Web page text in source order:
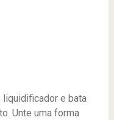
e bata
Unte uma forma